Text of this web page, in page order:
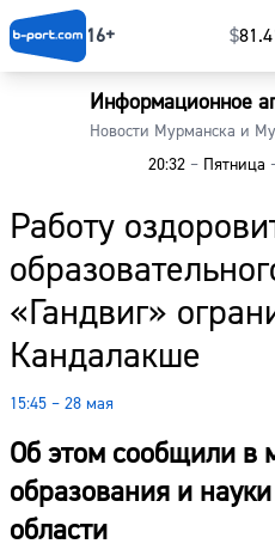
16+ $
Информационное
Новости Мурманска и
20:32 –Пятница
Работу
«Гандвиг»
Кандалакше
15:45 – 28 мая
Об этом сообщили в
образования и
области
Главная
Наши гости
Погода
Курсы валют